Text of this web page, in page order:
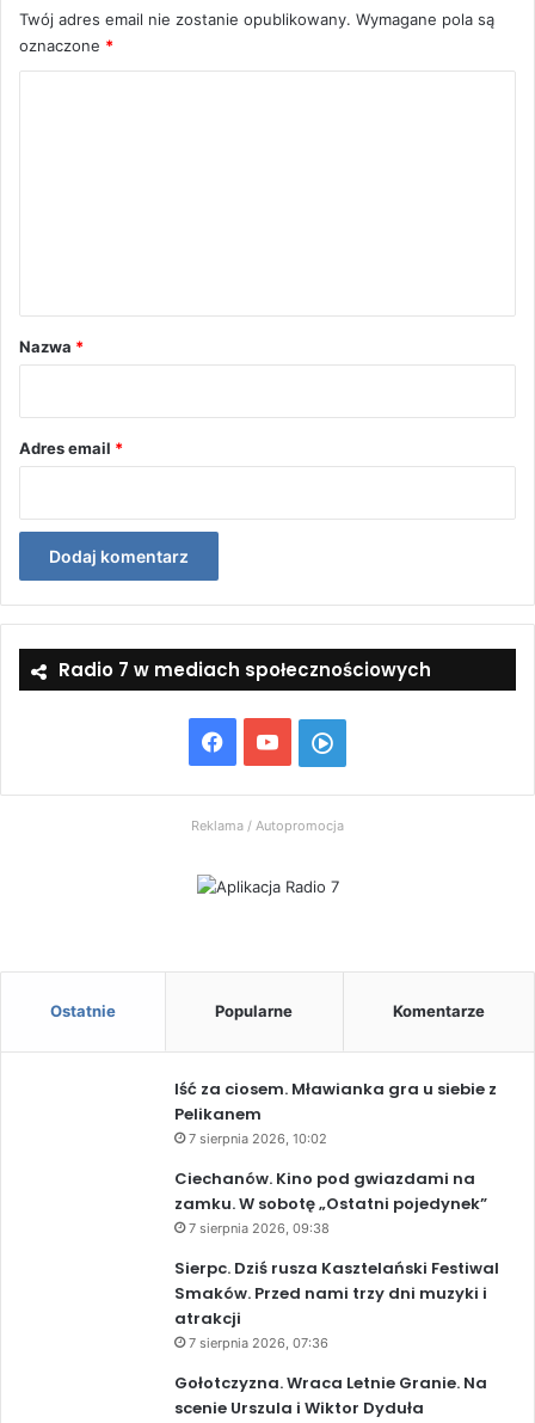
Twój adres email nie zostanie opublikowany. Wymagane pola są
oznaczone *
rNazwa *
Adres email *
Radio 7 w mediach społecznościowych
Facebook
YouTubeWłącz
Radio
7
Reklama / Autopromocja
Ostatnie Popularne Komentarze
Iść za ciosem. Mławianka gra u siebie z
Pelikanem
7 sierpnia 2026, 10:02
Ciechanów. Kino pod gwiazdami na
zamku. W sobotę „Ostatni pojedynek”
7 sierpnia 2026, 09:38
Sierpc. Dziś rusza Kasztelański Festiwal
Smaków. Przed nami trzy dni muzyki i
atrakcji
7 sierpnia 2026, 07:36
Gołotczyzna. Wraca Letnie Granie. Na
scenie Urszula i Wiktor Dyduła